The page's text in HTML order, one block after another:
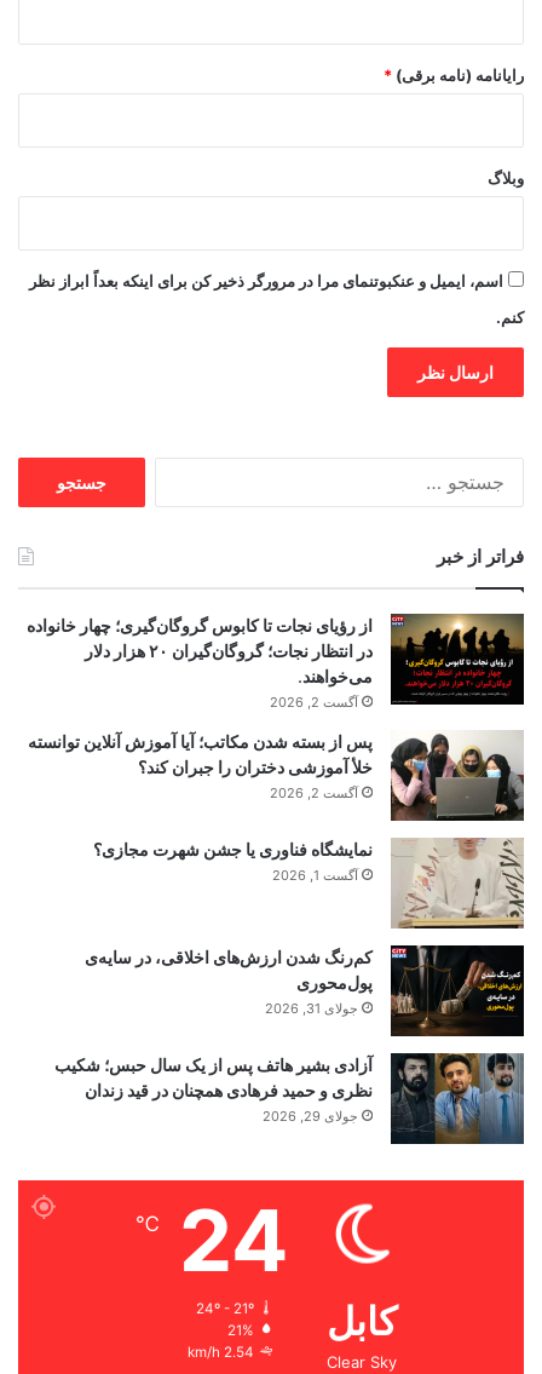
رایانامه (نامه برقی) *
وبلاگ
اسم، ایمیل و عنکبوتنمای مرا در مرورگر ذخیر کن برای اینکه بعداً ابراز نظر
کنم.
فراتر از خبر
از رؤیای نجات تا کابوس گروگان‌گیری؛ چهار خانواده
در انتظار نجات؛ گروگان‌گیران ۲۰ هزار دلار
می‌خواهند.
آگست 2, 2026
پس از بسته شدن مکاتب؛ آیا آموزش آنلاین توانسته
خلأ آموزشی دختران را جبران کند؟
آگست 2, 2026
نمایشگاه فناوری یا جشن شهرت مجازی؟
آگست 1, 2026
کم‌رنگ شدن ارزش‌های اخلاقی، در سایه‌ی
پول‌محوری
جولای 31, 2026
آزادی بشیر هاتف پس از یک سال حبس؛ شکیب
نظری و حمید فرهادی همچنان در قید زندان
جولای 29, 2026
کابل
Clear Sky
24
℃
24º - 21º
21%
2.54 km/h